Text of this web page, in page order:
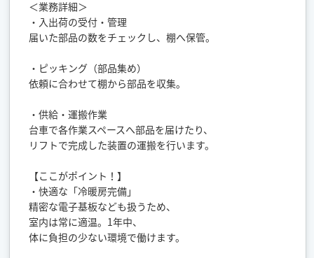
＜業務詳細＞
・入出荷の受付・管理
届いた部品の数をチェックし、棚へ保管。
・ピッキング（部品集め）
依頼に合わせて棚から部品を収集。
・供給・運搬作業
台車で各作業スペースへ部品を届けたり、
リフトで完成した装置の運搬を行います。
【ここがポイント！】
・快適な「冷暖房完備」
精密な電子基板なども扱うため、
室内は常に適温。1年中、
体に負担の少ない環境で働けます。